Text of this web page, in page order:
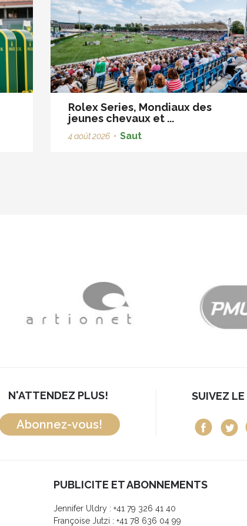
Rolex Series, Mondiaux des
jeunes chevaux et ...
4 août 2026 • Saut
N'ATTENDEZ PLUS!
Abonnez-vous!
SUIVEZ LE
PUBLICITE ET ABONNEMENTS
Jennifer Uldry : +41 79 326 41 40
Françoise Jutzi : +41 78 636 04 99